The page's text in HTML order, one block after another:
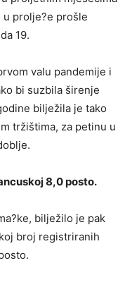
u prolje?e prošle
19.
valu pandemije i
bi suzbila širenje
bilježila je tako
tržištima, za petinu u
8,0 posto.
bilježilo je pak
broj registriranih